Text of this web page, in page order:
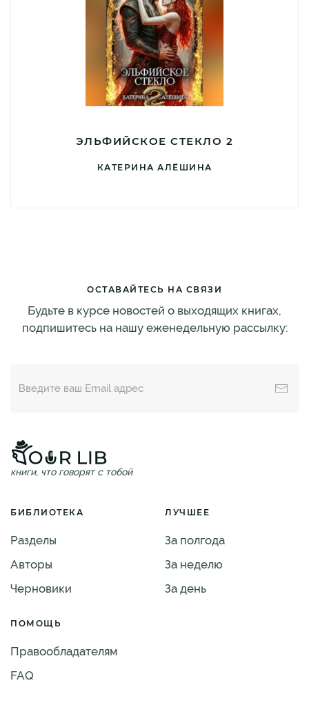
ЭЛЬФИЙСКОЕ СТЕКЛО 2
КАТЕРИНА АЛЁШИНА
ОСТАВАЙТЕСЬ НА СВЯЗИ
Будьте в курсе новостей о выходящих книгах,
подпишитесь на нашу еженедельную рассылку:
книги, что говорят с тобой
БИБЛИОТЕКА
Разделы
Авторы
Черновики
ЛУЧШЕЕ
За полгода
За неделю
За день
ПОМОЩЬ
Правообладателям
FAQ